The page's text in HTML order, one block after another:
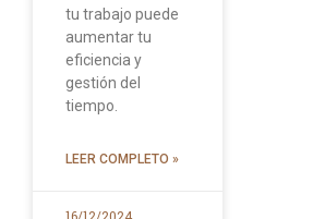
tu trabajo puede
aumentar tu
eficiencia y
gestión del
tiempo.
LEER COMPLETO »